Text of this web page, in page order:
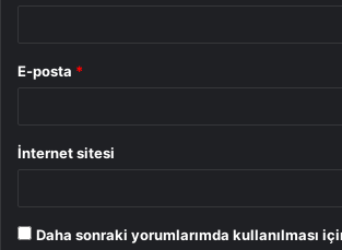
E-posta *
İnternet sitesi
Daha sonraki yorumlarımda kullanılması